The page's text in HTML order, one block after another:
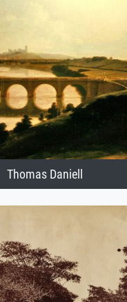
Thomas Daniell